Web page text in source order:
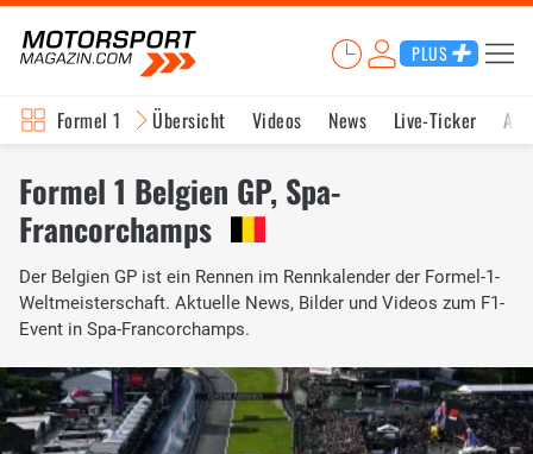
PLUS
Formel 1 Übersicht Videos News Live-Ticker
Formel 1 Belgien GP, Spa-
Francorchamps
Der Belgien GP ist ein Rennen im Rennkalender der Formel-1-
Weltmeisterschaft. Aktuelle News, Bilder und Videos zum F1-
Event in Spa-Francorchamps.